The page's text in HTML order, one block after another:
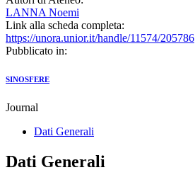
LANNA Noemi
Link alla scheda completa:
https://unora.unior.it/handle/11574/205786
Pubblicato in:
SINOSFERE
Journal
Dati Generali
Dati Generali